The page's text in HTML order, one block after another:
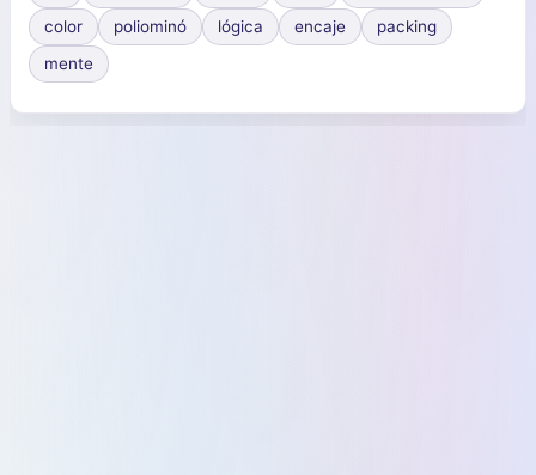
color
poliominó lógica encaje
packing
mente